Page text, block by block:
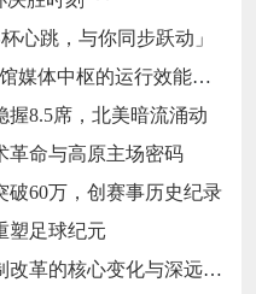
心跳，与你同步跃动」
的运行效能评价模型设计”
8.5席，北美暗流涌动
革命与高原主场密码
破60万，创赛事历史纪录
塑足球纪元
革的核心变化与深远影响